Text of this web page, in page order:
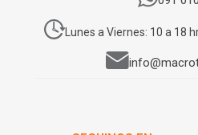
Lunes a Viernes: 10 a 18